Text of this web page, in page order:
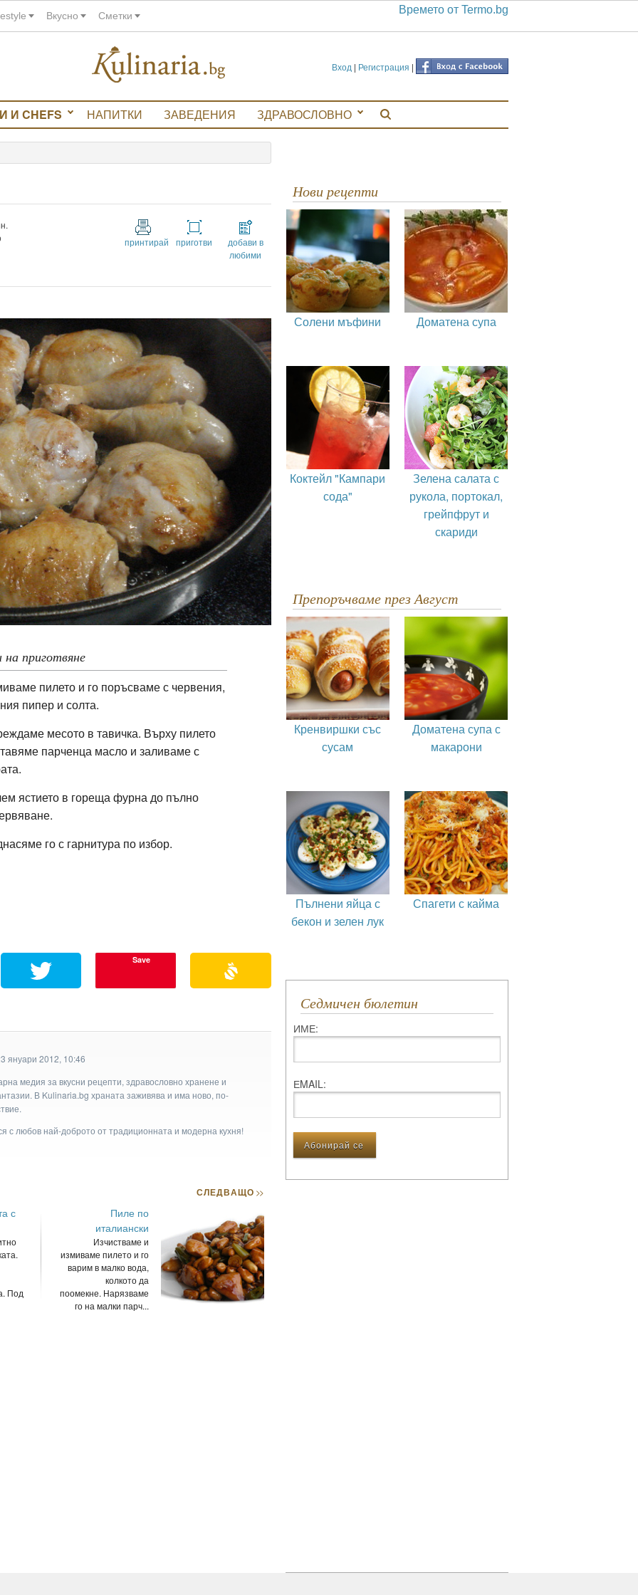
Вкусно Сметки Времето от Termo.bg
Вход | Регистрация |
И CHEFS НАПИТКИ ЗАВЕДЕНИЯ ЗДРАВОСЛОВНО
принтирай приготви
добави в
любими
на приготвяне
пилето и го поръсваме с червения,
пипер и солта.
месото в тавичка. Върху пилето
парченца масло и заливаме с
ястието в гореща фурна до пълно
го с гарнитура по избор.
Save
януари 2012, 10:46
медия за вкусни рецепти, здравословно хранене и
В Kulinaria.bg храната заживява и има ново, по-
с любов най-доброто от традиционната и модерна кухня!
с
Под
СЛЕДВАЩО>>
Пиле по
италиански
Изчистваме и
измиваме пилето и го
варим в малко вода,
колкото да
поомекне. Нарязваме
го на малки парч...
Нови рецепти
Солени мъфини Доматена супа
Коктейл "Кампари
сода"
Зелена салата с
рукола, портокал,
грейпфрут и
скариди
Препоръчваме през Август
Кренвиршки със
сусам
Доматена супа с
макарони
Пълнени яйца с
бекон и зелен лук
Спагети с кайма
Седмичен бюлетин
ИМЕ:
ЕMAIL: